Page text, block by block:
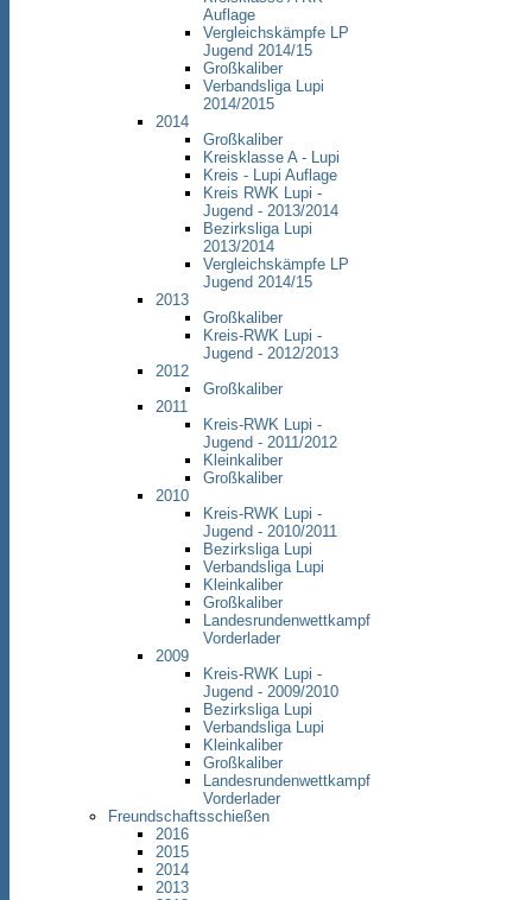
Auflage
Vergleichskämpfe LP
Jugend 2014/15
Großkaliber
Verbandsliga Lupi
2014/2015
2014
Großkaliber
Kreisklasse A - Lupi
Kreis - Lupi Auflage
Kreis RWK Lupi -
Jugend - 2013/2014
Bezirksliga Lupi
2013/2014
Vergleichskämpfe LP
Jugend 2014/15
2013
Großkaliber
Kreis-RWK Lupi -
Jugend - 2012/2013
2012
Großkaliber
2011
Kreis-RWK Lupi -
Jugend - 2011/2012
Kleinkaliber
Großkaliber
2010
Kreis-RWK Lupi -
Jugend - 2010/2011
Bezirksliga Lupi
Verbandsliga Lupi
Kleinkaliber
Großkaliber
Landesrundenwettkampf
Vorderlader
2009
Kreis-RWK Lupi -
Jugend - 2009/2010
Bezirksliga Lupi
Verbandsliga Lupi
Kleinkaliber
Großkaliber
Landesrundenwettkampf
Vorderlader
Freundschaftsschießen
2016
2015
2014
2013